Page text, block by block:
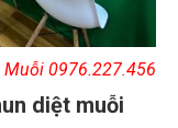
0976.227.456
diệt muỗi
thoại, fax hoặc